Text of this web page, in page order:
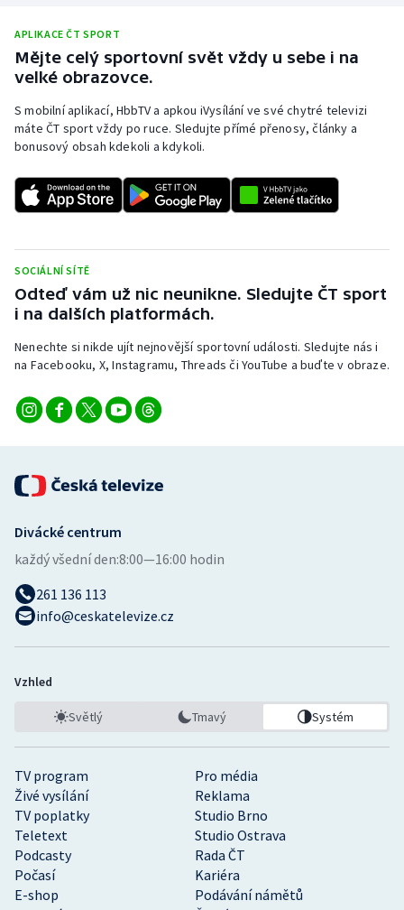
APLIKACE ČT SPORT
Mějte celý sportovní svět vždy u sebe i na
velké obrazovce.
S mobilní aplikací, HbbTV a apkou iVysílání ve své chytré televizi
máte ČT sport vždy po ruce. Sledujte přímé přenosy, články a
bonusový obsah kdekoli a kdykoli.
SOCIÁLNÍ SÍTĚ
Odteď vám už nic neunikne. Sledujte ČT sport
i na dalších platformách.
Nenechte si nikde ujít nejnovější sportovní události. Sledujte nás i
na Facebooku, X, Instagramu, Threads či YouTube a buďte v obraze.
TV program
Pro média
Živé vysílání
Reklama
TV poplatky
Studio Brno
Teletext
Studio Ostrava
Podcasty
Rada ČT
Počasí
Kariéra
E-shop
Podávání námětů
Divácké centrum
každý všední den:8:00—16:00 hodin
261 136 113
info@ceskatelevize.cz
Vzhled
Světlý Tmavý Systém